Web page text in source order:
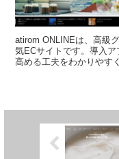
atirom ONLINEは、高級
気ECサイトです。導入
高める工夫をわかりやす